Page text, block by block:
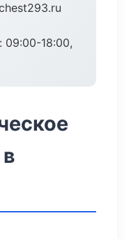
09:00-18:00,